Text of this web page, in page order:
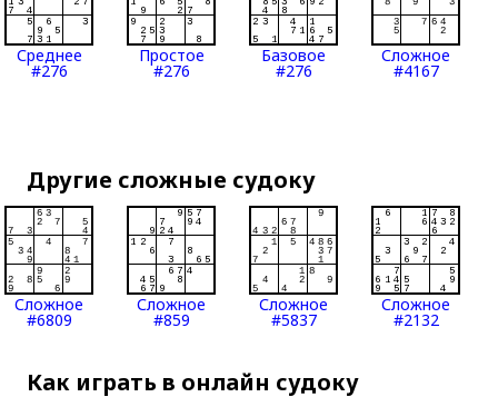
Среднее
#276
Простое
#276
Базовое
#276
Сложное
#4167
Другие сложные судоку
Сложное
#6809
Сложное
#859
Сложное
#5837
Сложное
#2132
Как играть в онлайн судоку